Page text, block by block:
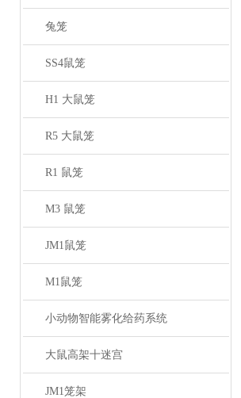
兔笼
SS4鼠笼
H1 大鼠笼
R5 大鼠笼
R1 鼠笼
M3 鼠笼
JM1鼠笼
M1鼠笼
小动物智能雾化给药系统
大鼠高架十迷宫
JM1笼架